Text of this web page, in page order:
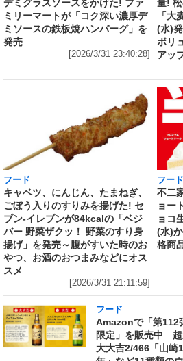
デミグラスソースをかけた! ファ
ミリーマートが「コク深い濃厚デ
ミソースの鉄板焼ハンバーグ」を
発売
[2026/3/31 23:40:28]
量!
「大
(水)
ボリ
アッ
フード
キャベツ、にんじん、たまねぎ、
ごぼう入りのすりみを揚げた! セ
ブン‐イレブンが84kcalの「ベジ
バー 野菜ザクッ！ 野菜のすり身
揚げ」を発売～腹がすいた時のお
やつ、お酒のおつまみなどにオス
スメ
[2026/3/31 21:11:59]
フード
不二
ョー
ョコ
(水)
格商
フード
Amazonで「第112
限定」を販売中 超
大大吉2/466「山崎